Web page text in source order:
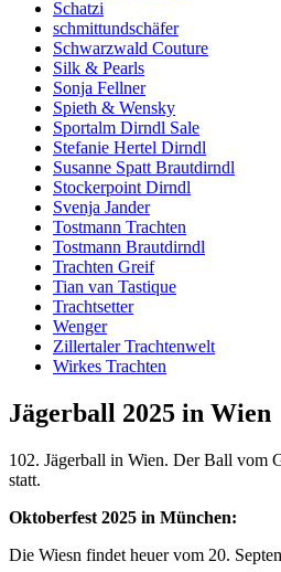
Schatzi
schmittundschäfer
Schwarzwald Couture
Silk & Pearls
Sonja Fellner
Spieth & Wensky
Sportalm Dirndl Sale
Stefanie Hertel Dirndl
Susanne Spatt Brautdirndl
Stockerpoint Dirndl
Svenja Jander
Tostmann Trachten
Tostmann Brautdirndl
Trachten Greif
Tian van Tastique
Trachtsetter
Wenger
Zillertaler Trachtenwelt
Wirkes Trachten
Jägerball 2025 in Wien
102. Jägerball in Wien. Der Ball vom
statt.
Oktoberfest 2025 in München:
Die Wiesn findet heuer vom 20.